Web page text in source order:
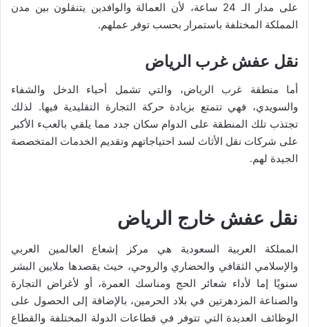
على مدار الـ 24 ساعة، لأن العمالة والوافدين يتنقلون بين مدن
المملكة المختلفة باستمرار بحسب توفر عملهم.
نقل عفش غرب الرياض
أما منطقة غرب الرياض، والتي تشمل أحياء الدخل والشفاء
والسويدي، فهي تتمتع بزيادة حركة التجارة التقليدية فيها. لذلك
تجتذب تلك المنطقة على الدوام سكان جدد مما يلقي بالعبء الأكبر
على شركات نقل الأثاث لسد احتياجاتهم وتقديم الخدمات المتخصصة
الجيدة لهم.
نقل عفش خارج الرياض
المملكة العربية السعودية هي مركز إشعاع العالمين العربي
والإسلامي الثقافي والحضاري والروحي، حيث يقصدها ملايين البشر
سنويًا إما لأداء شعائر الحج ومناسك العمرة، أو لأغراض التجارة
والصناعة المزدهرتين في بلاد الحرمين، بالإضافة إلى الحصول على
الوظائف العديدة التي تتوفر في قطاعات الدولة المختلفة والقطاع